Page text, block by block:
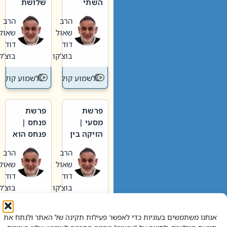
אנחנו משתמשים בעוגיות כדי לאפשר פעילות תקינה של האתר ולנתח את
וערב של
חיינו
הרב
שאול
דוד
בוצ'קו
לשמוע קול תורה – מדרש
האבות
הרב
שאול
דוד
בוצ'קו
לשמוע קול
פרשת
מסעי |
הזיקה בין
הגדול לעם הרב
שאול
דוד
בוצ'קו
לשמוע קול תורה – מדרש
פרשת
פנחס |
פנחס הוא
אליהו: בין
קנאות
הורסת
לקנאות
בונה
הרב
שאול
דוד
בוצ'קו
לשמוע קול